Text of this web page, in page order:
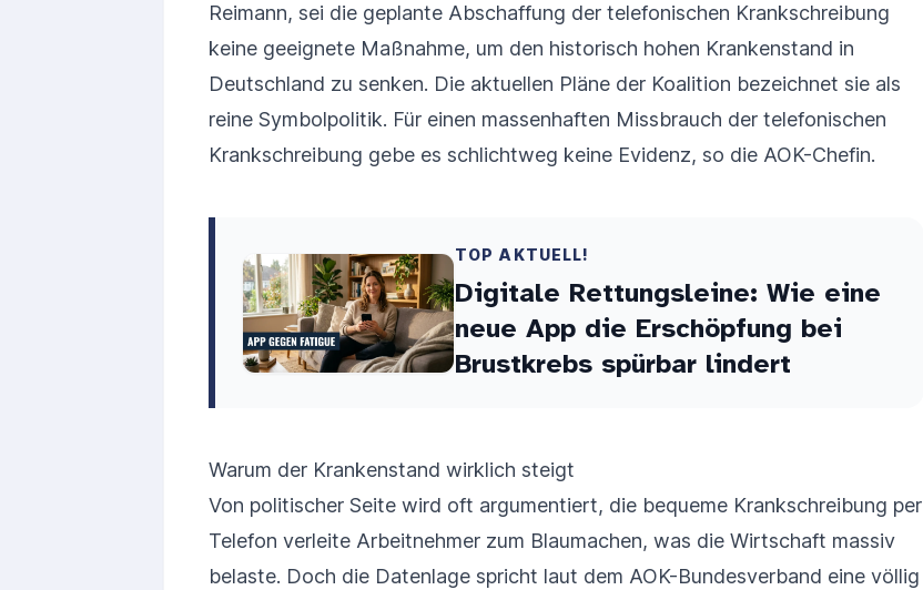
Reimann, sei die geplante Abschaffung der telefonischen Krankschreibung
keine geeignete Maßnahme, um den historisch hohen Krankenstand in
Deutschland zu senken. Die aktuellen Pläne der Koalition bezeichnet sie als
reine Symbolpolitik. Für einen massenhaften Missbrauch der telefonischen
Krankschreibung gebe es schlichtweg keine Evidenz, so die AOK-Chefin.
TOP AKTUELL!
Digitale Rettungsleine: Wie eine
neue App die Erschöpfung bei
Brustkrebs spürbar lindert
Warum der Krankenstand wirklich steigt
Von politischer Seite wird oft argumentiert, die bequeme Krankschreibung per
Telefon verleite Arbeitnehmer zum Blaumachen, was die Wirtschaft massiv
belaste. Doch die Datenlage spricht laut dem AOK-Bundesverband eine völlig